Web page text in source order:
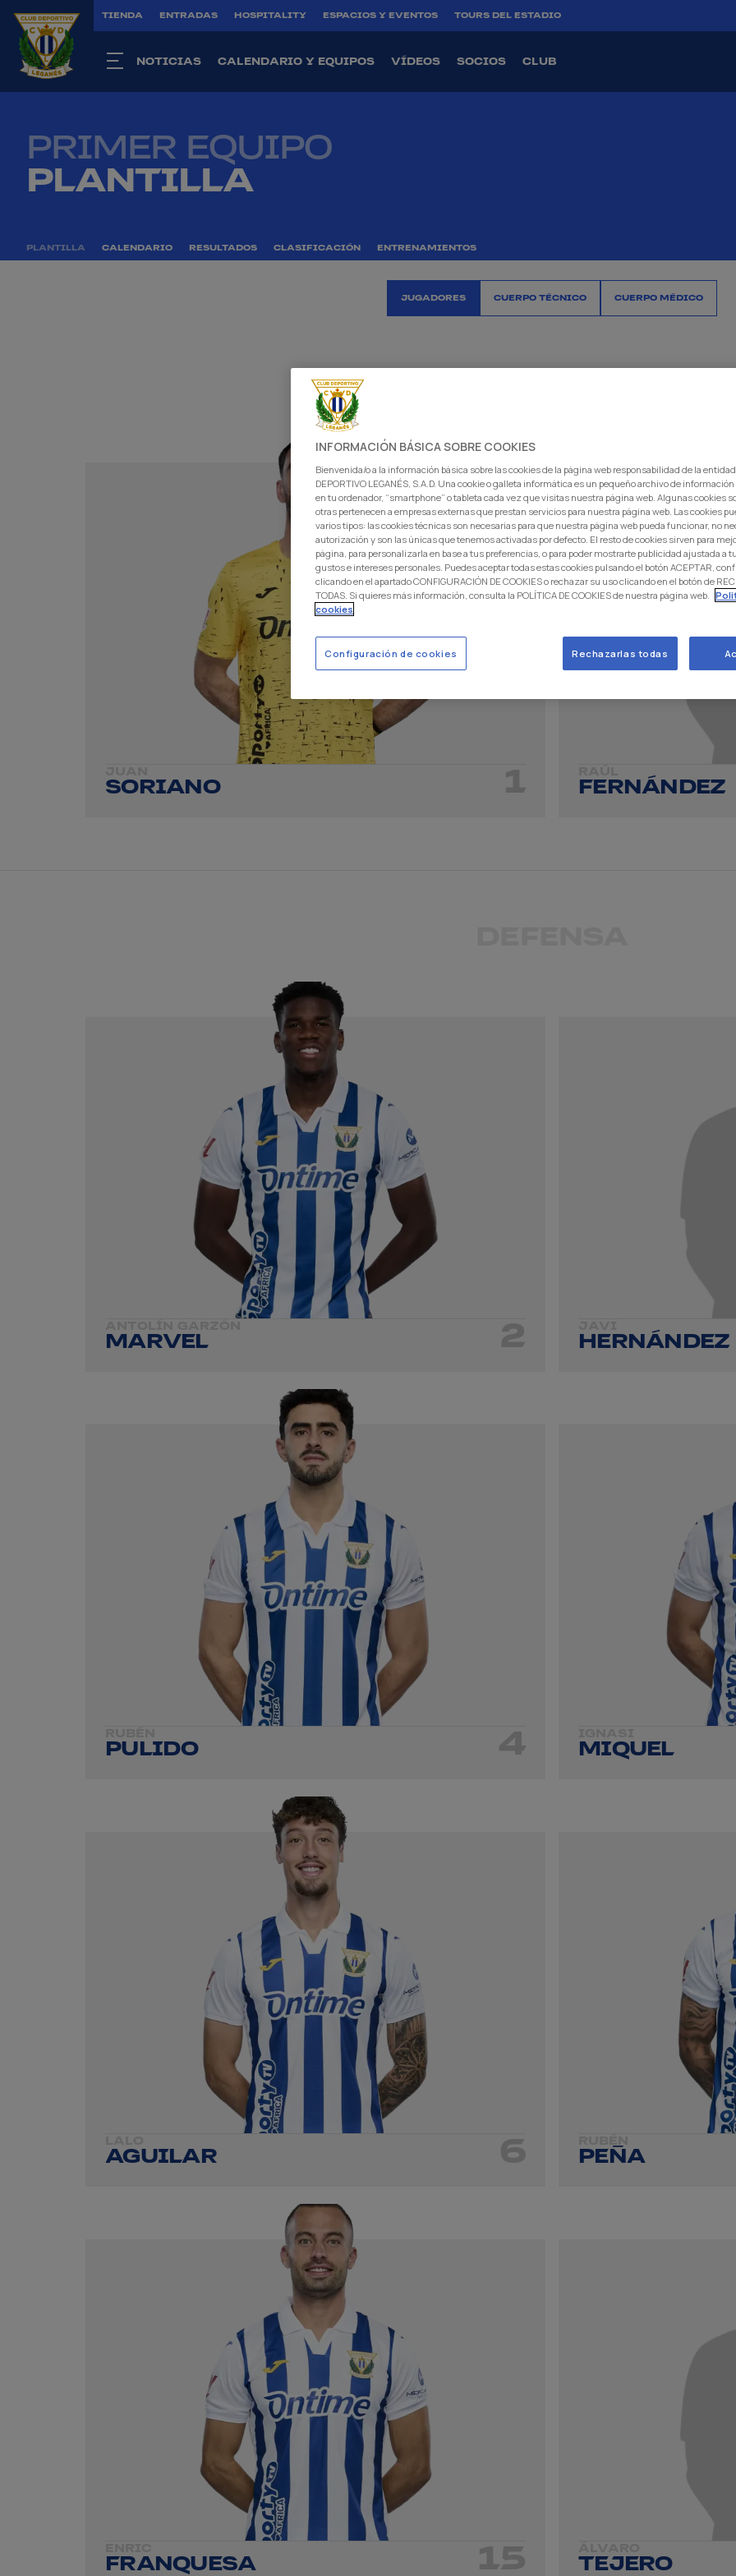
TIENDA ENTRADAS HOSPITALITY ESPACIOS Y EVENTOS TOURS DEL ESTADIO
NOTICIAS CALENDARIO Y EQUIPOS VÍDEOS SOCIOS CLUB
PLANTILLA
PRIMER EQUIPO
PLANTILLA CALENDARIO RESULTADOS CLASIFICACIÓN ENTRENAMIENTOS
JUGADORES CUERPO TÉCNICO CUERPO MÉDICO
SORIANO 1 FERNÁNDEZ
MARVEL 2 HERNÁNDEZ
PULIDO 4 MIQUEL
AGUILAR 6 PEÑA
FRANQUESA 15 TEJERO
INFORMACIÓN BÁSICA SOBRE COOKIES
Bienvenida/o a la información básica sobre las cookies de la página web responsabilidad de la
DEPORTIVO LEGANÉS, S.A.D. Una cookie o galleta informática es un pequeño archivo de
en tu ordenador, “smartphone” o tableta cada vez que visitas nuestra página web. Algunas cookies
otras pertenecen a empresas externas que prestan servicios para nuestra página web. Las cookies
varios tipos: las cookies técnicas son necesarias para que nuestra página web pueda funcionar, no
autorización y son las únicas que tenemos activadas por defecto. El resto de cookies sirven para
página, para personalizarla en base a tus preferencias, o para poder mostrarte publicidad ajustada a
gustos e intereses personales. Puedes aceptar todas estas cookies pulsando el botón ACEPTAR,
clicando en el apartado CONFIGURACIÓN DE COOKIES o rechazar su uso clicando en el botón de
TODAS. Si quieres más información, consulta la POLÍTICA DE COOKIES de nuestra página web.
cookies
Rechazarlas todas
Configuración de cookies